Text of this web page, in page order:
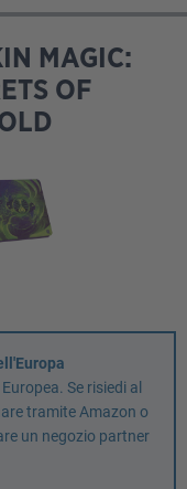
MAGIC:
OF
Se risiedi al
tramite Amazon o
un negozio partner